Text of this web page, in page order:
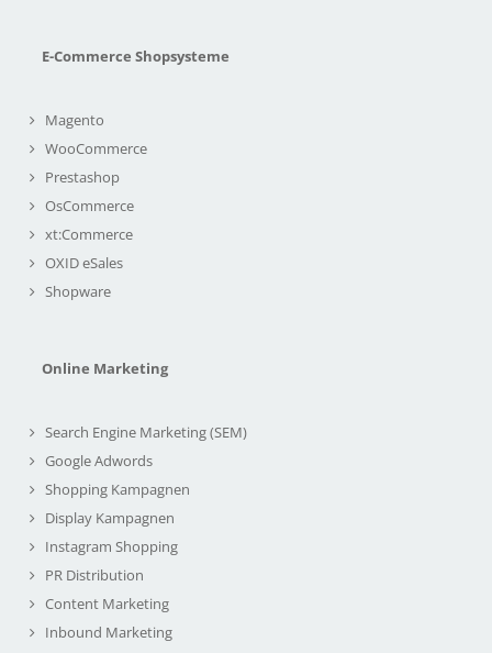
E-Commerce Shopsysteme
Magento
WooCommerce
Prestashop
OsCommerce
xt:Commerce
OXID eSales
Shopware
Online Marketing
Search Engine Marketing (SEM)
Google Adwords
Shopping Kampagnen
Display Kampagnen
Instagram Shopping
PR Distribution
Content Marketing
Inbound Marketing